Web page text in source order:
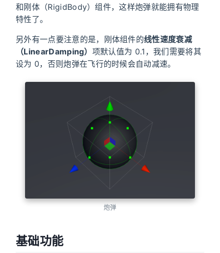
和刚体（RigidBody）组件，这样炮弹就能拥有物理
特性了。
另外有一点要注意的是，刚体组件的线性速度衰减
（LinearDamping） 项默认值为 0.1，我们需要将其
设为 0，否则炮弹在飞行的时候会自动减速。
炮弹
基础功能